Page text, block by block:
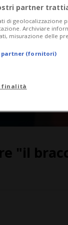
"il
partner
di geolocalizzazione
Archiviare
misurazione delle
partner (fornitori)
finalità